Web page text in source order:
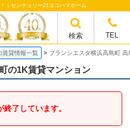
検索 TEL
｜センチュリー21ヨコハマホーム
賃貸情報一覧 ブランシエスタ横浜高島町
の1K賃貸マンション
了しています。